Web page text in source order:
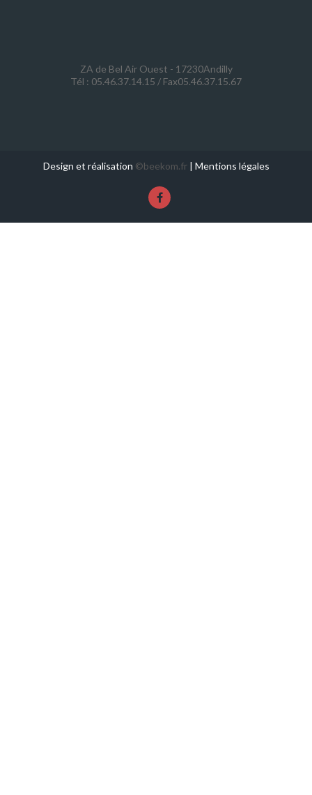
ZA de Bel Air Ouest - 17230Andilly
Tél : 05.46.37.14.15 / Fax05.46.37.15.67
Design et réalisation ©beekom.fr| Mentions légales